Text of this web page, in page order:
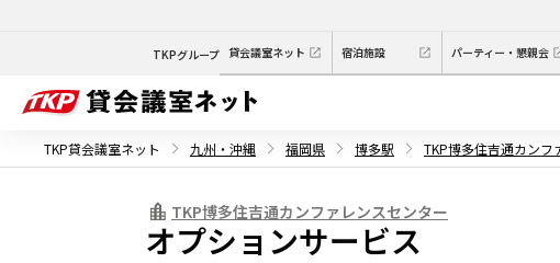
TKPグループ 貸会議室ネット 宿泊施設 パーティー・懇親会
TKP貸会議室ネット 九州・沖縄 福岡県 博多駅 TKP博多住吉通カンフ
TKP博多住吉通カンファレンスセンター
オプションサービス